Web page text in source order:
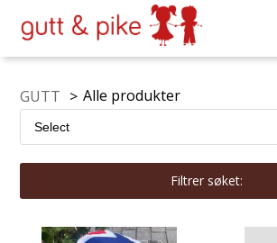
GUTT > Alle produkter
Filtrer søket: